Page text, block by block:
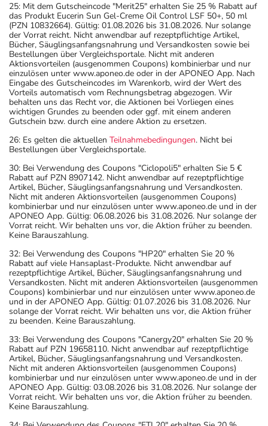
25: Mit dem Gutscheincode "Merit25" erhalten Sie 25 % Rabatt auf
das Produkt Eucerin Sun Gel-Creme Oil Control LSF 50+, 50 ml
(PZN 10832664). Gültig: 01.08.2026 bis 31.08.2026. Nur solange
der Vorrat reicht. Nicht anwendbar auf rezeptpflichtige Artikel,
Bücher, Säuglingsanfangsnahrung und Versandkosten sowie bei
Bestellungen über Vergleichsportale. Nicht mit anderen
Aktionsvorteilen (ausgenommen Coupons) kombinierbar und nur
einzulösen unter www.aponeo.de oder in der APONEO App. Nach
Eingabe des Gutscheincodes im Warenkorb, wird der Wert des
Vorteils automatisch vom Rechnungsbetrag abgezogen. Wir
behalten uns das Recht vor, die Aktionen bei Vorliegen eines
wichtigen Grundes zu beenden oder ggf. mit einem anderen
Gutschein bzw. durch eine andere Aktion zu ersetzen.
26: Es gelten die aktuellen Teilnahmebedingungen. Nicht bei
Bestellungen über Vergleichsportale.
30: Bei Verwendung des Coupons "Ciclopoli5" erhalten Sie 5 €
Rabatt auf PZN 8907142. Nicht anwendbar auf rezeptpflichtige
Artikel, Bücher, Säuglingsanfangsnahrung und Versandkosten.
Nicht mit anderen Aktionsvorteilen (ausgenommen Coupons)
kombinierbar und nur einzulösen unter www.aponeo.de und in der
APONEO App. Gültig: 06.08.2026 bis 31.08.2026. Nur solange der
Vorrat reicht. Wir behalten uns vor, die Aktion früher zu beenden.
Keine Barauszahlung.
32: Bei Verwendung des Coupons "HP20" erhalten Sie 20 %
Rabatt auf viele Hansaplast-Produkte. Nicht anwendbar auf
rezeptpflichtige Artikel, Bücher, Säuglingsanfangsnahrung und
Versandkosten. Nicht mit anderen Aktionsvorteilen (ausgenommen
Coupons) kombinierbar und nur einzulösen unter www.aponeo.de
und in der APONEO App. Gültig: 01.07.2026 bis 31.08.2026. Nur
solange der Vorrat reicht. Wir behalten uns vor, die Aktion früher
zu beenden. Keine Barauszahlung.
33: Bei Verwendung des Coupons "Canergy20" erhalten Sie 20 %
Rabatt auf PZN 19658110. Nicht anwendbar auf rezeptpflichtige
Artikel, Bücher, Säuglingsanfangsnahrung und Versandkosten.
Nicht mit anderen Aktionsvorteilen (ausgenommen Coupons)
kombinierbar und nur einzulösen unter www.aponeo.de und in der
APONEO App. Gültig: 03.08.2026 bis 31.08.2026. Nur solange der
Vorrat reicht. Wir behalten uns vor, die Aktion früher zu beenden.
Keine Barauszahlung.